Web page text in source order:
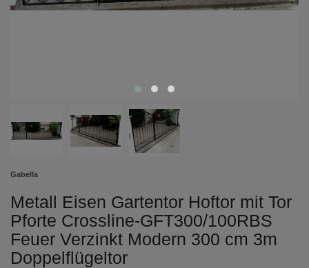
Gabella
Metall Eisen Gartentor Hoftor mit Tor
Pforte Crossline-GFT300/100RBS
Feuer Verzinkt Modern 300 cm 3m
Doppelflügeltor